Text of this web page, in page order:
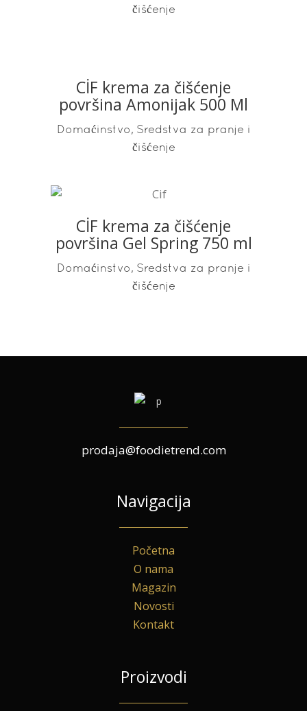
čišćenje
READ MORE
CİF krema za čišćenje
površina Amonijak 500 Ml
Domaćinstvo, Sredstva za pranje i
čišćenje
READ MORE
CİF krema za čišćenje
površina Gel Spring 750 ml
Domaćinstvo, Sredstva za pranje i
čišćenje
prodaja@foodietrend.com
Navigacija
Početna
O nama
Magazin
Novosti
Kontakt
Proizvodi